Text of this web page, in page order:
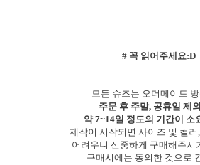
# 꼭 읽어주세요:D
모든 슈즈는 오더메이드
주문 후 주말, 공휴일 제
약 7~14일 정도의 기간이 소
제작이 시작되면 사이즈 및 컬러
어려우니 신중하게 구매해주시
구매시에는 동의한 것으로